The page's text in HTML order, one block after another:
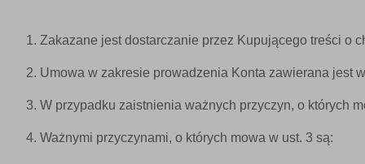
Zakazane jest dostarczanie przez Kupującego treści o
Umowa w zakresie prowadzenia Konta zawierana jest
W przypadku zaistnienia ważnych przyczyn, o których
Ważnymi przyczynami, o których mowa w ust. 3 są: